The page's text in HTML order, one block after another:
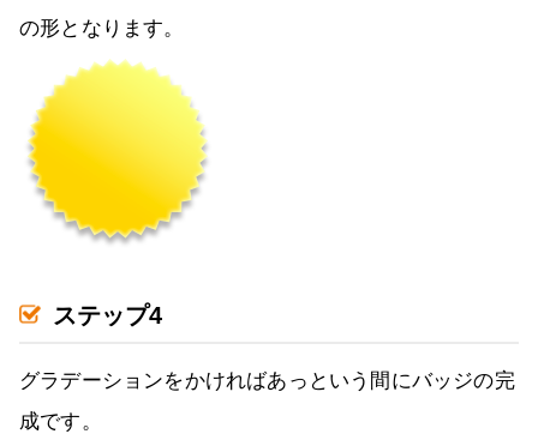
の形となります。
ステップ4
グラデーションをかければあっという間にバッジの完
成です。